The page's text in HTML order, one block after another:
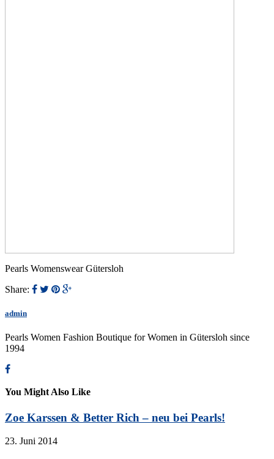
Pearls Womenswear Gütersloh
Share:
admin
Pearls Women Fashion Boutique for Women in Gütersloh since
1994
You Might Also Like
Zoe Karssen & Better Rich – neu bei Pearls!
23. Juni 2014